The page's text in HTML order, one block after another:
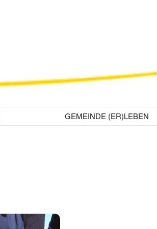
GEMEINDE (ER)LEBEN